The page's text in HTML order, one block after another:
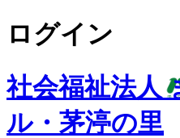
ログイン
社会福祉法
ル・茅渟の里